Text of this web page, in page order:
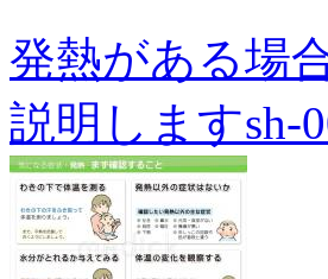
発熱がある場
説明しますsh-